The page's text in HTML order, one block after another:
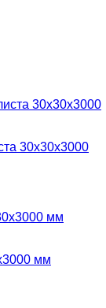
30х30х3000
мм